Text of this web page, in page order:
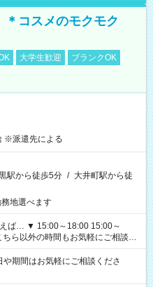
＊コスメのモクモク
大学生歓迎
ブランクOK
※派遣先による
駅から徒歩5分 / 大井町駅から徒
地選べます
期間はお気軽にご相談くださ